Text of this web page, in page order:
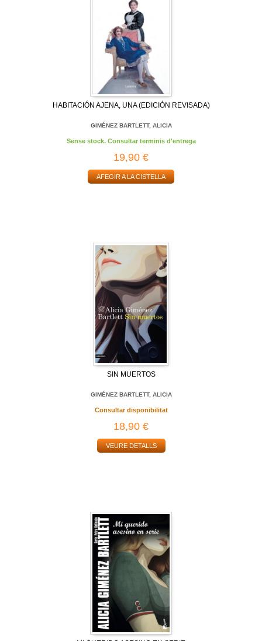
HABITACIÓN AJENA, UNA (EDICIÓN REVISADA)
GIMÉNEZ BARTLETT, ALICIA
Sense stock. Consultar terminis d'entrega
19,90 €
AFEGIR A LA CISTELLA
SIN MUERTOS
GIMÉNEZ BARTLETT, ALICIA
Consultar disponibilitat
18,90 €
VEURE DETALLS